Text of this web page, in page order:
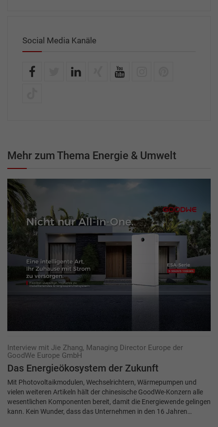
Social Media Kanäle
Mehr zum Thema Energie & Umwelt
Interview mit Jie Zhang, Managing Director Europe der
GoodWe Europe GmbH
Das Energieökosystem der Zukunft
Mit Photovoltaikmodulen, Wechselrichtern, Wärmepumpen und
vielen weiteren Artikeln hält der chinesische GoodWe-Konzern alle
wesentlichen Komponenten bereit, damit die Energiewende gelingen
kann. Kein Wunder, dass das Unternehmen in den 16 Jahren…